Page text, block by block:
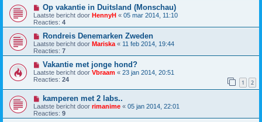
Op vakantie in Duitsland (Monschau)
Laatste bericht door HennyH « 05 mar 2014, 11:10
Reacties: 4
Rondreis Denemarken Zweden
Laatste bericht door Mariska « 11 feb 2014, 19:44
Reacties: 7
Vakantie met jonge hond?
Laatste bericht door Vbraam « 23 jan 2014, 20:51
Reacties: 24 1 2
kamperen met 2 labs..
Laatste bericht door rimanime « 05 jan 2014, 22:01
Reacties: 9